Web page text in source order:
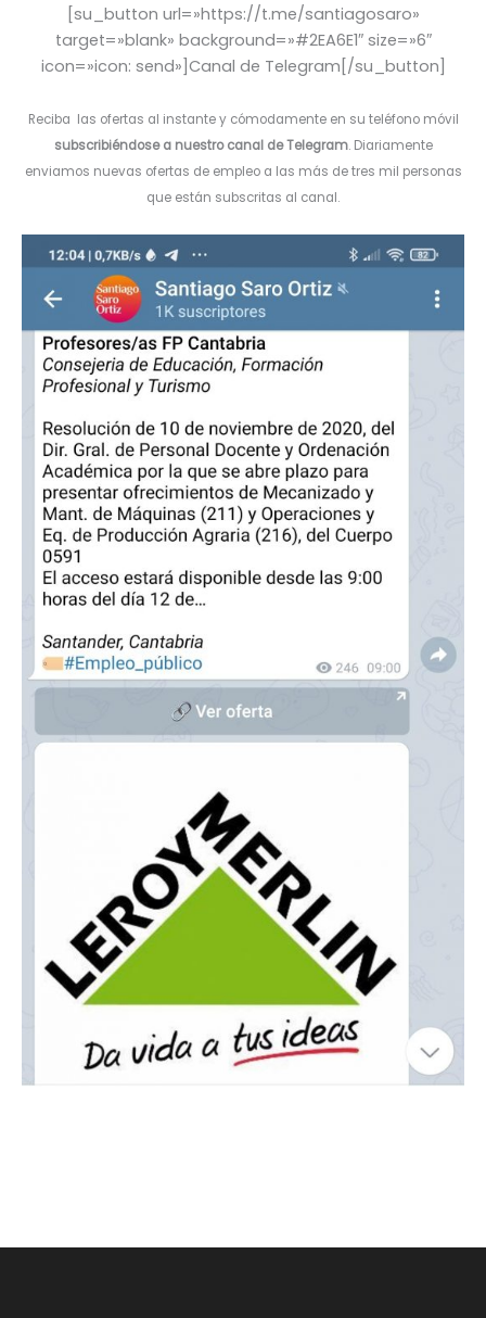
[su_button url=»https://t.me/santiagosaro»
target=»blank» background=»#2EA6E1″ size=»6″
icon=»icon: send»]Canal de Telegram[/su_button]
Reciba las ofertas al instante y cómodamente en su teléfono móvil
subscribiéndose a nuestro canal de Telegram. Diariamente
enviamos nuevas ofertas de empleo a las más de tres mil personas
que están subscritas al canal.